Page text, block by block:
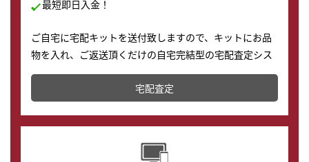
最短即日入金！
ご自宅に宅配キットを送付致しますので、キットにお品
物を入れ、ご返送頂くだけの自宅完結型の宅配査定シス
テムです。
配送でも簡単&安全に査定・買取に出すことが可能で
す。
宅配査定